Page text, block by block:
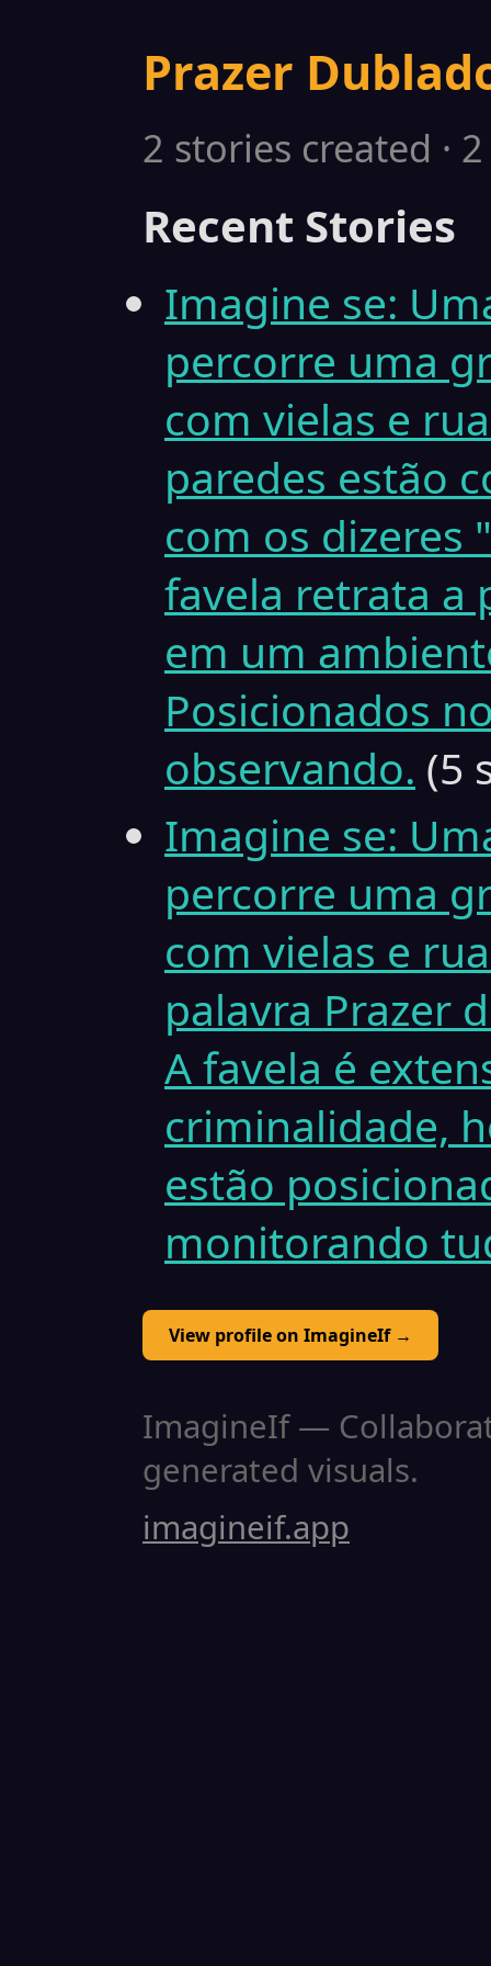
Prazer
2 stories created ·
Recent Stories
Imagine se:
percorre uma
com vielas e
paredes estão
com os dizeres
favela retrata a
em um
Posicionados
observando. (5
Imagine se:
percorre uma
com vielas e
palavra Prazer
A favela é
criminalidade,
estão
monitorando
View profile on ImagineIf →
ImagineIf —
generated visuals.
imagineif.app